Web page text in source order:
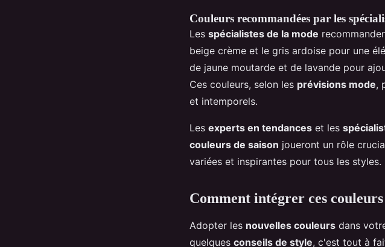
Couleurs recommandées par les
Les spécialistes de la mode
beige crème et le gris ardoise pour une
de jaune moutarde et de lavande pour
Ces couleurs, selon les prévisions mode,
et intemporels.
Les experts en tendances et les
couleurs de saison joueront un rôle
variées et inspirantes pour tous les styles.
Comment intégrer ces
Adopter les nouvelles couleurs dans
quelques conseils de style, c'est tout à